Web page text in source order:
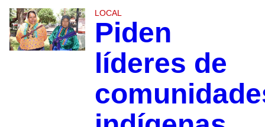
LOCAL
Piden
líderes de